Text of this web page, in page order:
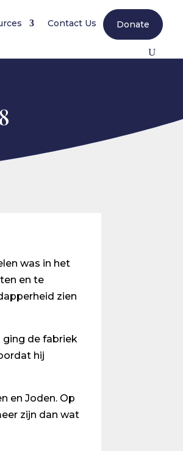
Contact Us Donate
was in het
en te
zien
ging de fabriek
hij
en Joden. Op
zijn dan wat